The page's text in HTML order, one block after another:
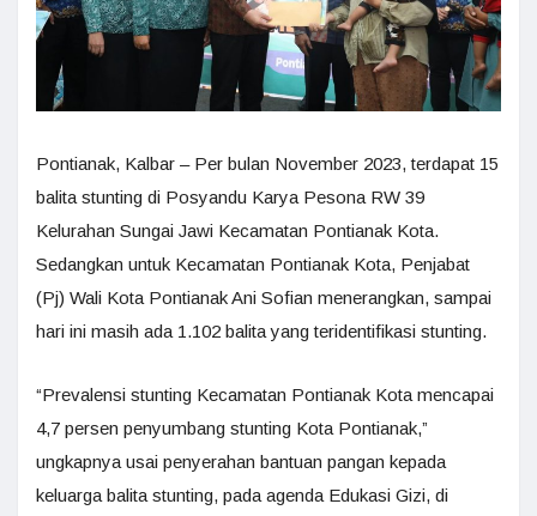
Pontianak, Kalbar – Per bulan November 2023, terdapat 15
balita stunting di Posyandu Karya Pesona RW 39
Kelurahan Sungai Jawi Kecamatan Pontianak Kota.
Sedangkan untuk Kecamatan Pontianak Kota, Penjabat
(Pj) Wali Kota Pontianak Ani Sofian menerangkan, sampai
hari ini masih ada 1.102 balita yang teridentifikasi stunting.
“Prevalensi stunting Kecamatan Pontianak Kota mencapai
4,7 persen penyumbang stunting Kota Pontianak,”
ungkapnya usai penyerahan bantuan pangan kepada
keluarga balita stunting, pada agenda Edukasi Gizi, di